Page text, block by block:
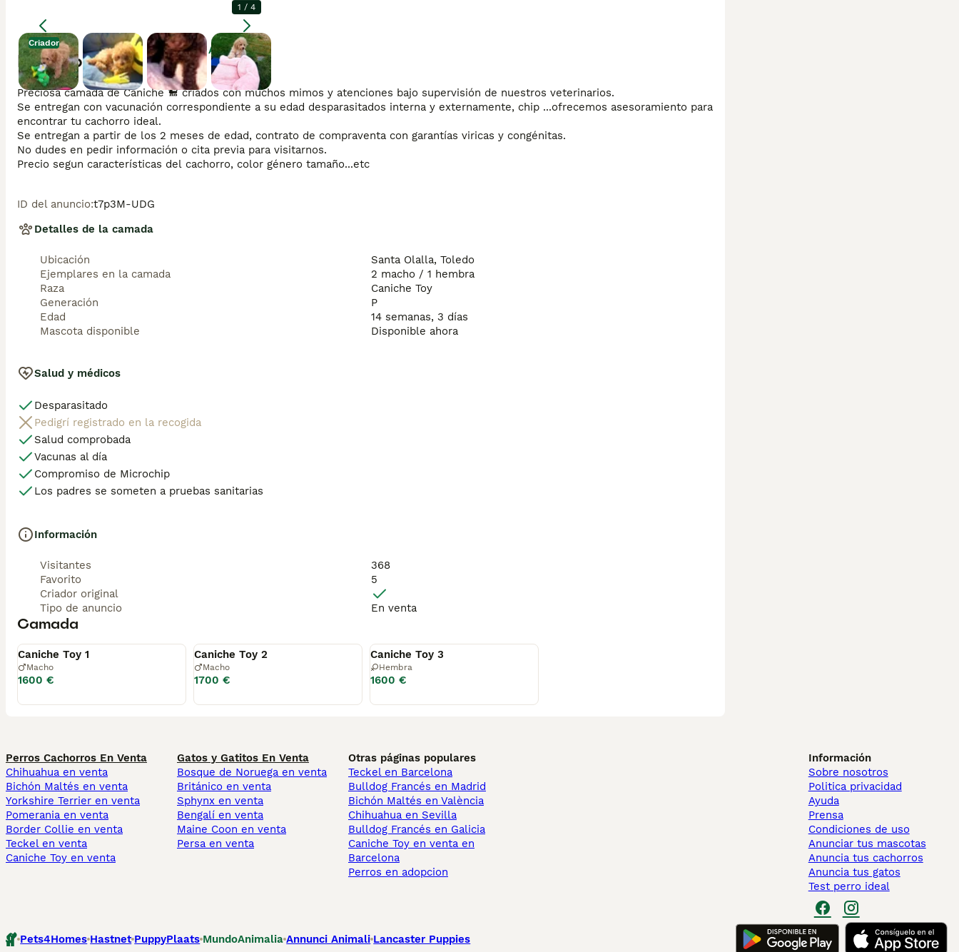
Criador
Agrandar
1 / 4
Descripción
Preciosa camada de Caniche 🐩 criados con muchos mimos y atenciones bajo supervisión de nuestros veterinarios.
Se entregan con vacunación correspondiente a su edad desparasitados interna y externamente, chip ...ofrecemos asesoramiento para
encontrar tu cachorro ideal.
Se entregan a partir de los 2 meses de edad, contrato de compraventa con garantías viricas y congénitas.
No dudes en pedir información o cita previa para visitarnos.
Precio segun características del cachorro, color género tamaño...etc
ID del anuncio:t7p3M-UDG
Detalles de la camada
Ubicación
Santa Olalla, Toledo
Ejemplares en la camada
2 macho / 1 hembra
Raza
Caniche Toy
Generación
P
Edad
14 semanas, 3 días
Mascota disponible
Disponible ahora
Salud y médicos
Desparasitado
Pedigrí registrado en la recogida
Salud comprobada
Vacunas al día
Compromiso de Microchip
Los padres se someten a pruebas sanitarias
Información
Visitantes
368
Favorito
5
Criador original
Tipo de anuncio
En venta
Camada
Caniche Toy 1
Macho
1600 €
Caniche Toy 2
Macho
1700 €
Caniche Toy 3
Hembra
1600 €
Perros Cachorros En Venta
Chihuahua en venta
Bichón Maltés en venta
Yorkshire Terrier en venta
Pomerania en venta
Border Collie en venta
Teckel en venta
Caniche Toy en venta
Gatos y Gatitos En Venta
Bosque de Noruega en venta
Británico en venta
Sphynx en venta
Bengalí en venta
Maine Coon en venta
Persa en venta
Otras páginas populares
Teckel en Barcelona
Bulldog Francés en Madrid
Bichón Maltés en València
Chihuahua en Sevilla
Bulldog Francés en Galicia
Caniche Toy en venta en
Barcelona
Perros en adopcion
Información
Sobre nosotros
Politica privacidad
Ayuda
Prensa
Condiciones de uso
Anunciar tus mascotas
Anuncia tus cachorros
Anuncia tus gatos
Test perro ideal
Pets4Homes Hastnet PuppyPlaats MundoAnimalia Annunci Animali Lancaster Puppies